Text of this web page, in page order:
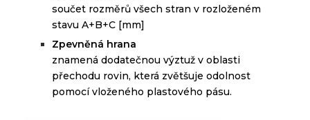
součet rozměrů všech stran v rozloženém
stavu A+B+C [mm]
Zpevněná hrana
znamená dodatečnou výztuž v oblasti
přechodu rovin, která zvětšuje odolnost
pomocí vloženého plastového pásu.